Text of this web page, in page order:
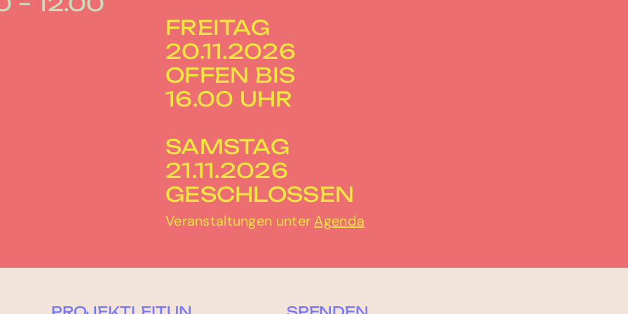
FREITAG
20.11.2026
OFFEN BIS
16.00 UHR
SAMSTAG
21.11.2026
GESCHLOSSEN
Veranstaltungen unterAgenda